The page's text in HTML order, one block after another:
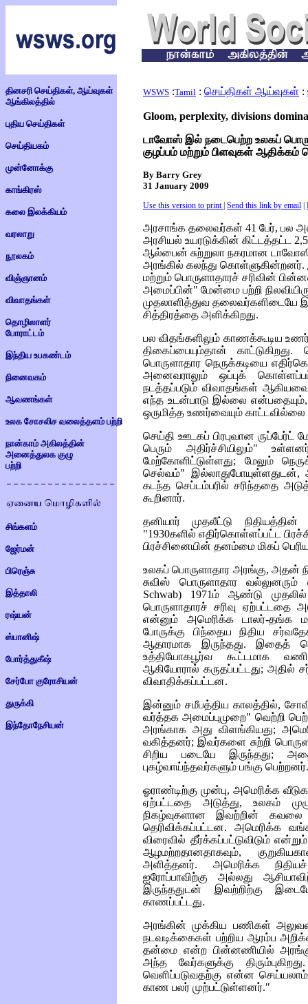
தினசரி செய்திகள், ஆய்வுகள்
ஆங்கிலத்தில்
புதிய செய்திகள்
செய்தியகம்
முன்னோக்கு
காங்கிரஸ்
கலை இலக்கியம்
வரலாறு
நூலகம்
விஞ்ஞானம்
விவாதங்கள்
தொழிலாளர்
போராட்டம்
இந்திய உபகண்டம்
நினைவகம்
ஆவணங்கள்
உலக சோசலிச வலைத்தளம் பற்றி
நான்காம் அகிலத்தின்
அனைத்துலக குழு
பற்றி
சிங்களம்
ஜேர்மன்
பிரெஞ்சு
இத்தாலி
ரஷ்யன்
ஸ்பானிஷ்
போர்த்துகீஷ்
சேர்போ குரோசியன்
துருக்கி
இந்தோநேசியன்
WSWS :Tamil : செய்திகள் ஆய்வுகள் :
Gloom, perplexity, divisions
டாவோஸ் இல் நடைபெற்ற உலகப்
குழப்பம் மற்றும் பிளவுகள் ஆதிக்கம்
By Barry Grey
31 January 2009
Use this version to print Send this link by email
அரசாங்க தலைவர்கள் 41 பேர், பல
அரசியல் உயரடுக்கின் கிட்டத்தட்ட
ஆல்பைன் சுற்றுலா நகரமான
அரங்கில் கலந்து
மற்றும் பொருளாதாரச் சரிவின்
அமைப்பின்" மேன்மை பற்றி
முதலாளித்துவ தலைவர்களிடையே
சித்திரத்தை அளிக்கிறது.
பல விதங்களிலும் காணக்கூடிய
திகைப்பையும்தான்
பொருளாதார நெருக்கடியை
அனைவராலும் ஒப்புக்
நடத்தப்படும் விவாதங்கள்
எந்த உடன்பாடு இல்லை
ஒருமித்த உணர்வையும் காட்டவில்லை
செய்தி ஊடகப் பிரபுவான ருப்பேர்ட்
பெரும் அதிர்ச்சியிலும்"
மேற்கோளிட்டுள்ளது; மேலும்
செல்வம்"
கடந்த செப்டம்பரில் சரிந்ததை
கூறினார்.
தனியார் முதலீட்டு
"1930களில் எதிர்கொள்ளப்பட்ட
பிரச்சினையின் தனம்மை மிகப்
உலகப் பொருளாதார அரங்கு, அதன்
சுவிஸ் பொருளாதார
Schwab) 1971ம் ஆண்டு
பொருளாதாரச் சரிவு
என்னும் அமெரிக்க டாலர்-தங்க
போருக்கு பிந்தைய நிதிய
ஆதாரமாக இருந்தது. இதைத்
உத்தியோகபூர்வ கூட்டமாக
ஆகியோரால் கருதப்பட்டது; அதில்
விவாதிக்கப்பட்டன.
இன்னும் சமீபத்திய காலத்தில்,
வர்த்தக அமைப்புமுறை" வெற்றி
அரங்காக அது விளங்கியது;
வகித்தனர்; இவர்களை சுற்றி
சிறிய படையே இருந்தது;
புகழ்வாய்ந்தவர்களும் பங்கு பெற்றனர்.
ஓராண்டிற்கு முன்பு, அமெரிக்க
ஏற்பட்டதை அடுத்து, உலகம்
நிகழ்வுகளான இவற்றின்
தெரிவிக்கப்பட்டன. அமெரிக்க
விரைவில் தீர்க்கப்பட்டுவிடும்
ஆழமற்றதானதாகவும்,
அளித்தனர். அமெரிக்க
ஐரோப்பாவிற்கு அல்லது
இருந்ததுடன் இவற்றிற்கு
காணப்பட்டது.
அரங்கின் முக்கிய பணிகள்
நடவடிக்கைகள் பற்றிய ஆரம்ப
தன்மை என்ற பின்னணியில்
அந்த வேர்களுக்கு
வெளிப்படுவதற்கு என்ன செய்யலாம்
காண பலர் முற்பட்டுள்ளனர்."